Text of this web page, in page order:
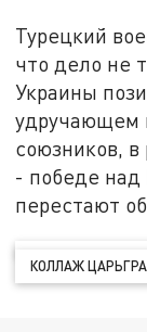
Турецкий
что дело не
Украины
удручающем
союзников,
- победе над
перестают
КОЛЛАЖ